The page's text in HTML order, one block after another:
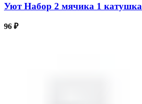
Уют Набор 2 мячика 1 катушка
96 ₽